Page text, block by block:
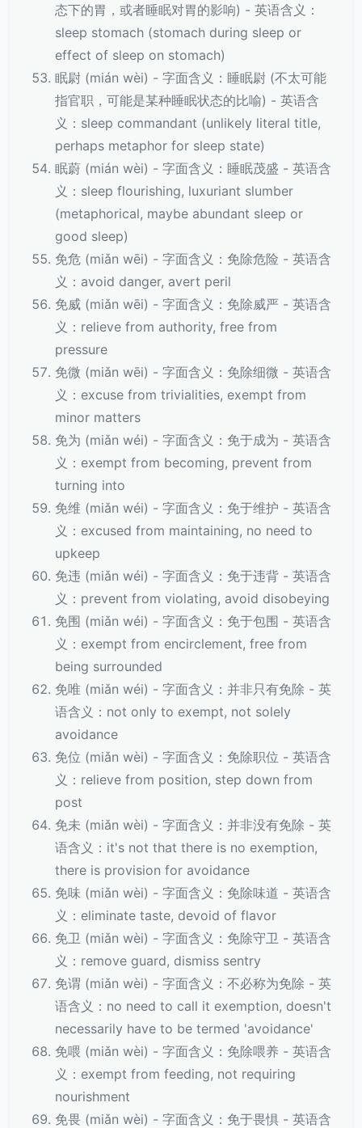
态下的胃，或者睡眠对胃的影响) - 英语含义：
sleep stomach (stomach during sleep or
effect of sleep on stomach)
眠尉 (mián wèi) - 字面含义：睡眠尉 (不太可能
指官职，可能是某种睡眠状态的比喻) - 英语含
义：sleep commandant (unlikely literal title,
perhaps metaphor for sleep state)
眠蔚 (mián wèi) - 字面含义：睡眠茂盛 - 英语含
义：sleep flourishing, luxuriant slumber
(metaphorical, maybe abundant sleep or
good sleep)
免危 (miǎn wēi) - 字面含义：免除危险 - 英语含
义：avoid danger, avert peril
免威 (miǎn wēi) - 字面含义：免除威严 - 英语含
义：relieve from authority, free from
pressure
免微 (miǎn wēi) - 字面含义：免除细微 - 英语含
义：excuse from trivialities, exempt from
minor matters
免为 (miǎn wéi) - 字面含义：免于成为 - 英语含
义：exempt from becoming, prevent from
turning into
免维 (miǎn wéi) - 字面含义：免于维护 - 英语含
义：excused from maintaining, no need to
upkeep
免违 (miǎn wéi) - 字面含义：免于违背 - 英语含
义：prevent from violating, avoid disobeying
免围 (miǎn wéi) - 字面含义：免于包围 - 英语含
义：exempt from encirclement, free from
being surrounded
免唯 (miǎn wéi) - 字面含义：并非只有免除 - 英
语含义：not only to exempt, not solely
avoidance
免位 (miǎn wèi) - 字面含义：免除职位 - 英语含
义：relieve from position, step down from
post
免未 (miǎn wèi) - 字面含义：并非没有免除 - 英
语含义：it's not that there is no exemption,
there is provision for avoidance
免味 (miǎn wèi) - 字面含义：免除味道 - 英语含
义：eliminate taste, devoid of flavor
免卫 (miǎn wèi) - 字面含义：免除守卫 - 英语含
义：remove guard, dismiss sentry
免谓 (miǎn wèi) - 字面含义：不必称为免除 - 英
语含义：no need to call it exemption, doesn't
necessarily have to be termed 'avoidance'
免喂 (miǎn wèi) - 字面含义：免除喂养 - 英语含
义：exempt from feeding, not requiring
nourishment
免畏 (miǎn wèi) - 字面含义：免于畏惧 - 英语含